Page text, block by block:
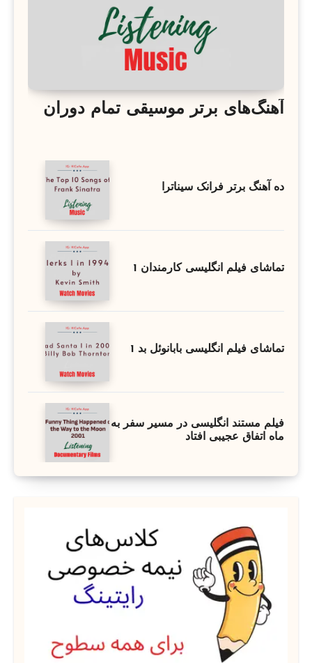
آهنگ‌های برتر موسیقی تمام دوران
ده آهنگ برتر فرانک سیناترا
تماشای فیلم انگلیسی کارمندان 1
تماشای فیلم انگلیسی بابانوئل بد 1
فیلم مستند انگلیسی در مسیر سفر به
ماه اتفاق عجیبی افتاد